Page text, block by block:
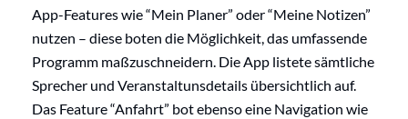
App-Features wie “Mein Planer” oder “Meine Notizen”
nutzen – diese boten die Möglichkeit, das umfassende
Programm maßzuschneidern. Die App listete sämtliche
Sprecher und Veranstaltunsdetails übersichtlich auf.
Das Feature “Anfahrt” bot ebenso eine Navigation wie